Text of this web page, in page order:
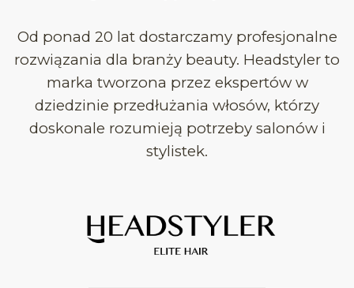
Od ponad 20 lat dostarczamy profesjonalne
rozwiązania dla branży beauty. Headstyler to
marka tworzona przez ekspertów w
dziedzinie przedłużania włosów, którzy
doskonale rozumieją potrzeby salonów i
stylistek.